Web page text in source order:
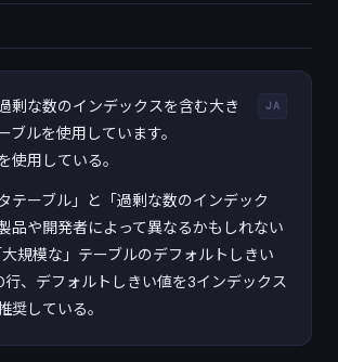
JA
剰な数のインデックスを含む大き
ブルを使用しています。
使用している。
テーブル」と「過剰な数のインデック
品や開発者によって異なるかもしれない
規模な」テーブルのデフォルトしきい
、デフォルトしきい値を3インデックス
奨している。